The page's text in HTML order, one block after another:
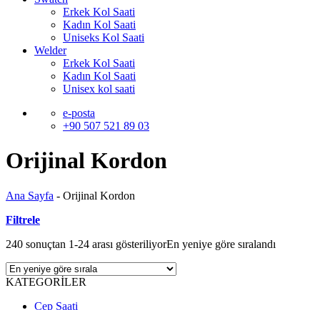
Erkek Kol Saati
Kadın Kol Saati
Uniseks Kol Saati
Welder
Erkek Kol Saati
Kadın Kol Saati
Unisex kol saati
e-posta
+90 507 521 89 03
Orijinal Kordon
Ana Sayfa - Orijinal Kordon
Filtrele
240 sonuçtan 1-24 arası gösteriliyorEn yeniye göre sıralandı
KATEGORİLER
Cep Saati